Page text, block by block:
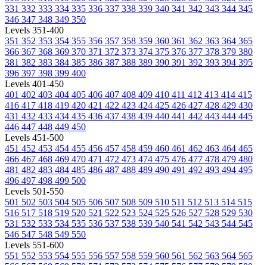
331 332 333 334 335 336 337 338 339 340 341 342 343 344 345
346 347 348 349 350
Levels 351-400
351 352 353 354 355 356 357 358 359 360 361 362 363 364 365
366 367 368 369 370 371 372 373 374 375 376 377 378 379 380
381 382 383 384 385 386 387 388 389 390 391 392 393 394 395
396 397 398 399 400
Levels 401-450
401 402 403 404 405 406 407 408 409 410 411 412 413 414 415
416 417 418 419 420 421 422 423 424 425 426 427 428 429 430
431 432 433 434 435 436 437 438 439 440 441 442 443 444 445
446 447 448 449 450
Levels 451-500
451 452 453 454 455 456 457 458 459 460 461 462 463 464 465
466 467 468 469 470 471 472 473 474 475 476 477 478 479 480
481 482 483 484 485 486 487 488 489 490 491 492 493 494 495
496 497 498 499 500
Levels 501-550
501 502 503 504 505 506 507 508 509 510 511 512 513 514 515
516 517 518 519 520 521 522 523 524 525 526 527 528 529 530
531 532 533 534 535 536 537 538 539 540 541 542 543 544 545
546 547 548 549 550
Levels 551-600
551 552 553 554 555 556 557 558 559 560 561 562 563 564 565